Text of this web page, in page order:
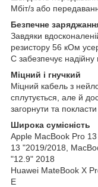
Мбіт/з або
Безпечне
Завдяки
резистору 56 кОм
C забезпечує надійну
Міцний і гнучкий
Міцний кабель з
сплутується, але й
загорнути та покласти
Широка сумісність
Apple MacBook Pro
13 "2019/2018,
"12.9" 2018
Huawei MateBook X
E